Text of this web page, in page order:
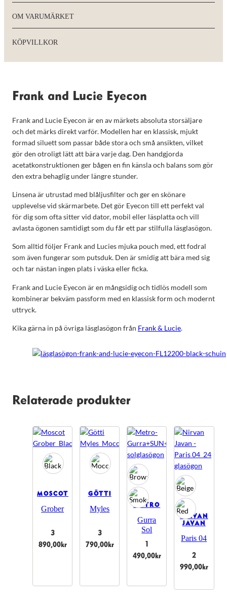
OM VARUMÄRKET
KÖPVILLKOR
Frank and Lucie Eyecon
Frank and Lucie Eyecon är en av märkets absoluta storsäljare
och det märks direkt varför. Modellen har en klassisk, mjukt
formad siluett som passar både stora och små ansikten, vilket
gör den otroligt lätt att bära varje dag. Den handgjorda
acetatkonstruktionen ger bågen en fin känsla och balans som gör
den extra behaglig under längre stunder.
Linsena är utrustad med blåljusfilter och ger en skönare
upplevelse vid skärmarbete. Det gör Eyecon till ett perfekt val
för dig som ofta sitter vid dator, mobil eller läsplatta och vill
avlasta ögonen samtidigt som du får ett par stilfulla läsglasögon.
Som alltid följer Frank and Lucies mjuka pouch med, ett fodral
som även fungerar som putsduk. Den är smidig att bära med sig
och tar nästan ingen plats i väska eller ficka.
Frank and Lucie Eyecon är en mångsidig och tidlös modell som
kombinerar bekväm passform med en klassisk form och modernt
uttryck.
Kika gärna in på övriga läsglasögon från Frank & Lucie.
Relaterade produkter
MOSCOT
Grober
3
890,00kr
GÖTTI
Myles
3
790,00kr
METRO
Gurra
Sol
490,00kr
NIRVAN
JAVAN
Paris 04
2
990,00kr